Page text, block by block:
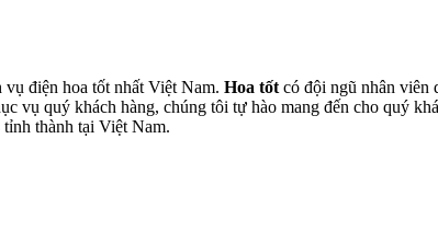
điện hoa tốt nhất Việt Nam. Hoa tốt có đội ngũ nhân viên
vụ quý khách hàng, chúng tôi tự hào mang đến cho quý
thành tại Việt Nam.